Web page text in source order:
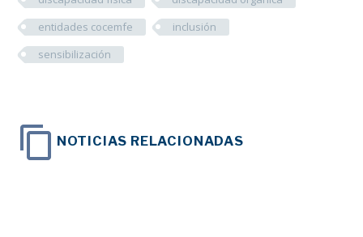
entidades cocemfe
inclusión
sensibilización
NOTICIAS RELACIONADAS